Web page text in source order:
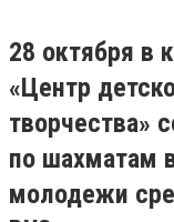
28 октября в
«Центр
творчества»
по шахматам
молодежи